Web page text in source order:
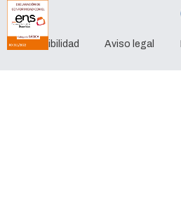
Accesibilidad Aviso legal